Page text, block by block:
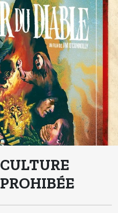
CULTURE
PROHIBÉE